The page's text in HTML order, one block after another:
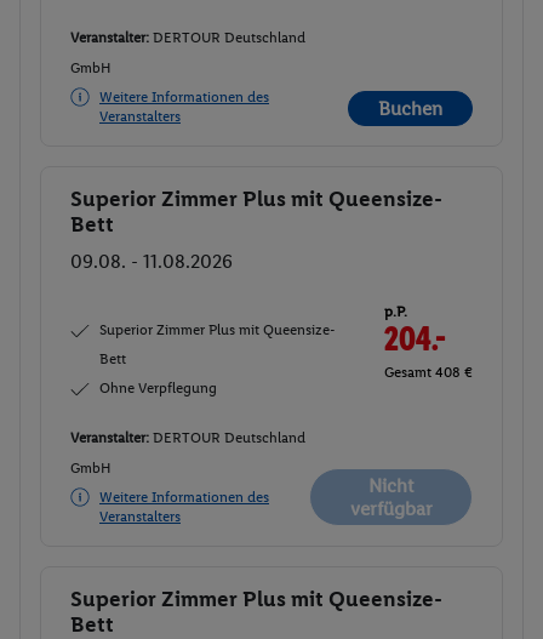
Veranstalter: DERTOUR Deutschland
GmbH
Weitere Informationen des
Veranstalters
Buchen
Buchen
Superior Zimmer Plus mit Queensize-
Bett
09.08. - 11.08.2026
Superior Zimmer Plus mit Queensize-
Bett
Ohne Verpflegung
p.P.
204.-
Gesamt 408 €
Veranstalter: DERTOUR Deutschland
GmbH
Weitere Informationen des
Veranstalters
Nicht
verfügbar
Buchen
Superior Zimmer Plus mit Queensize-
Bett